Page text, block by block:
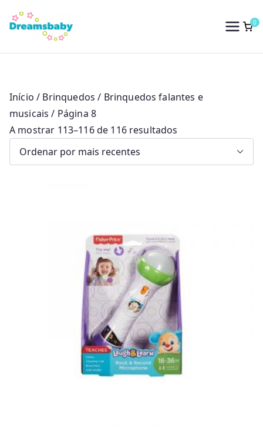
para
conteúdo
Dreams Baby
0
Início / Brinquedos / Brinquedos falantes e
musicais / Página 8
A mostrar 113–116 de 116 resultados
d
p
o
r
m
a
i
s
r